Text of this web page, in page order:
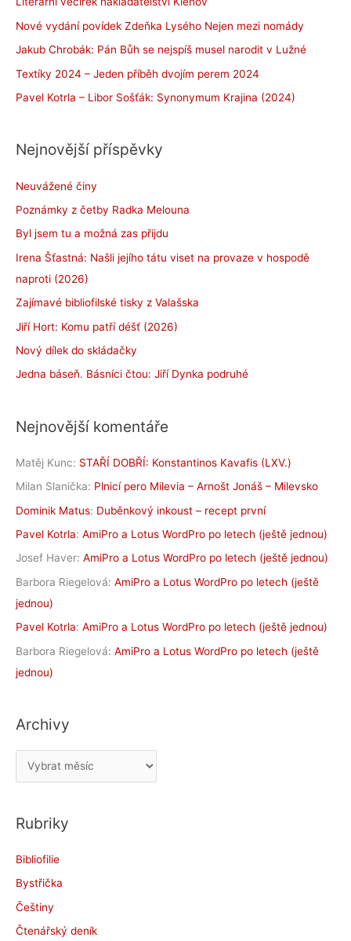
Nové vydání povídek Zdeňka Lysého Nejen mezi nomády
Jakub Chrobák: Pán Bůh se nejspíš musel narodit v Lužné
Textíky 2024 – Jeden příběh dvojím perem 2024
Pavel Kotrla – Libor Sošťák: Synonymum Krajina (2024)
Nejnovější příspěvky
Neuvážené činy
Poznámky z četby Radka Melouna
Byl jsem tu a možná zas přijdu
Irena Šťastná: Našli jejího tátu viset na provaze v hospodě
naproti (2026)
Zajímavé bibliofilské tisky z Valašska
Jiří Hort: Komu patří déšť (2026)
Nový dílek do skládačky
Jedna báseň. Básníci čtou: Jiří Dynka podruhé
Nejnovější komentáře
Matěj Kunc: STAŘÍ DOBŘÍ: Konstantinos Kavafis (LXV.)
Milan Slanička: Plnicí pero Milevia – Arnošt Jonáš – Milevsko
Dominik Matus: Duběnkový inkoust – recept první
Pavel Kotrla: AmiPro a Lotus WordPro po letech (ještě jednou)
Josef Haver: AmiPro a Lotus WordPro po letech (ještě jednou)
Barbora Riegelová: AmiPro a Lotus WordPro po letech (ještě
jednou)
Pavel Kotrla: AmiPro a Lotus WordPro po letech (ještě jednou)
Barbora Riegelová: AmiPro a Lotus WordPro po letech (ještě
jednou)
Archivy
r
h
v
y
Rubriky
Bibliofilie
Bystřička
Češtiny
Čtenářský deník